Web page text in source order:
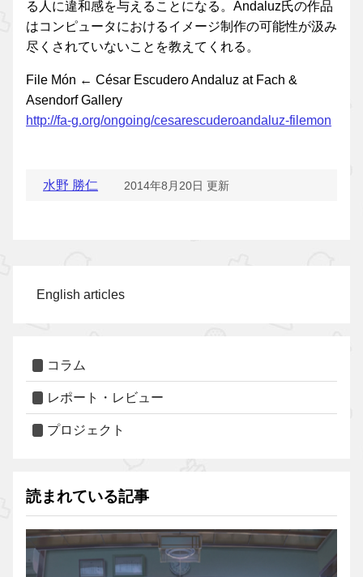
る人に違和感を与えることになる。Andaluz氏の作品
はコンピュータにおけるイメージ制作の可能性が汲み
尽くされていないことを教えてくれる。
File Món ← César Escudero Andaluz at Fach &
Asendorf Gallery
http://fa-g.org/ongoing/cesarescuderoandaluz-filemon
水野 勝仁 2014年8月20日 更新
English articles
コラム
レポート・レビュー
プロジェクト
読まれている記事